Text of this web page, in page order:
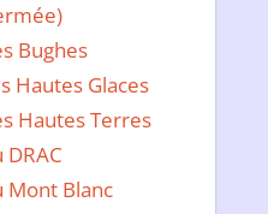
Bughes
Hautes Glaces
Hautes Terres
Mont Blanc